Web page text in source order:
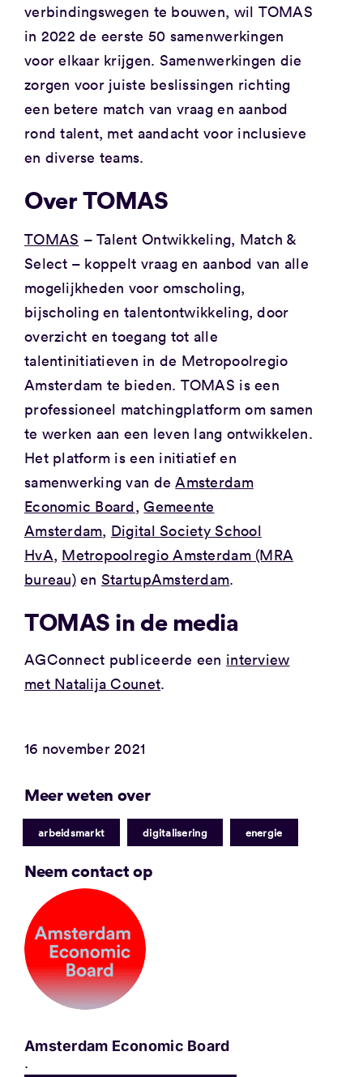
verbindingswegen te bouwen, wil TOMAS
in 2022 de eerste 50 samenwerkingen
voor elkaar krijgen. Samenwerkingen die
zorgen voor juiste beslissingen richting
een betere match van vraag en aanbod
rond talent, met aandacht voor inclusieve
en diverse teams.
Over TOMAS
TOMAS – Talent Ontwikkeling, Match &
Select – koppelt vraag en aanbod van alle
mogelijkheden voor omscholing,
bijscholing en talentontwikkeling, door
overzicht en toegang tot alle
talentinitiatieven in de Metropoolregio
Amsterdam te bieden. TOMAS is een
professioneel matchingplatform om samen
te werken aan een leven lang ontwikkelen.
Het platform is een initiatief en
samenwerking van deAmsterdam
Economic Board,Gemeente
Amsterdam, Digital Society School
HvA, Metropoolregio Amsterdam (MRA
bureau)en StartupAmsterdam.
TOMAS in de media
AGConnect publiceerde een interview
met Natalija Counet.
16 november 2021
Meer weten over
arbeidsmarkt digitalisering energie
Neem contact op
Amsterdam Economic Board
.